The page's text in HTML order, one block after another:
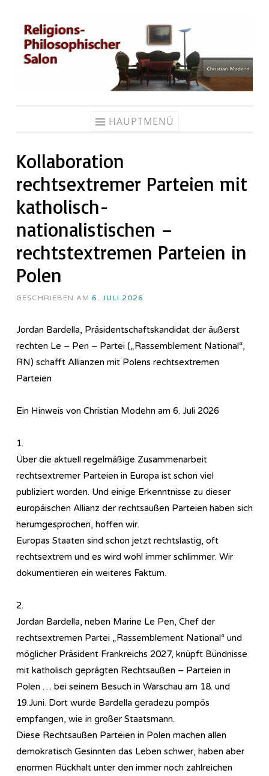
Zum
Inhalt
springen
HAUPTMENÜ
Kollaboration
rechtsextremer Parteien mit
katholisch-
nationalistischen –
rechtstextremen Parteien in
Polen
GESCHRIEBEN AM 6. JULI 2026
Jordan Bardella, Präsidentschaftskandidat der äußerst
rechten Le – Pen – Partei („Rassemblement National“,
RN) schafft Allianzen mit Polens rechtsextremen
Parteien
Ein Hinweis von Christian Modehn am 6. Juli 2026
1.
Über die aktuell regelmäßige Zusammenarbeit
rechtsextremer Parteien in Europa ist schon viel
publiziert worden. Und einige Erkenntnisse zu dieser
europäischen Allianz der rechtsaußen Parteien haben sich
herumgesprochen, hoffen wir.
Europas Staaten sind schon jetzt rechtslastig, oft
rechtsextrem und es wird wohl immer schlimmer. Wir
dokumentieren ein weiteres Faktum.
2.
Jordan Bardella, neben Marine Le Pen, Chef der
rechtsextremen Partei „Rassemblement National“ und
möglicher Präsident Frankreichs 2027, knüpft Bündnisse
mit katholisch geprägten Rechtsaußen – Parteien in
Polen … bei seinem Besuch in Warschau am 18. und
19.Juni. Dort wurde Bardella geradezu pompös
empfangen, wie in großer Staatsmann.
Diese Rechtsaußen Parteien in Polen machen allen
demokratisch Gesinnten das Leben schwer, haben aber
enormen Rückhalt unter den immer noch zahlreichen